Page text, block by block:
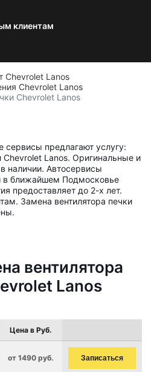
клиентам
Chevrolet Lanos
Chevrolet Lanos
Chevrolet Lanos
предлагают услугу:
Chevrolet Lanos. Оригинальные и
наличии. Автосервисы
в ближайшем Подмосковье
предоставляет до 2-х лет.
Замена вентилятора печки
вентилятора
Lanos
Цена в Руб.
от 1490 руб. Записаться